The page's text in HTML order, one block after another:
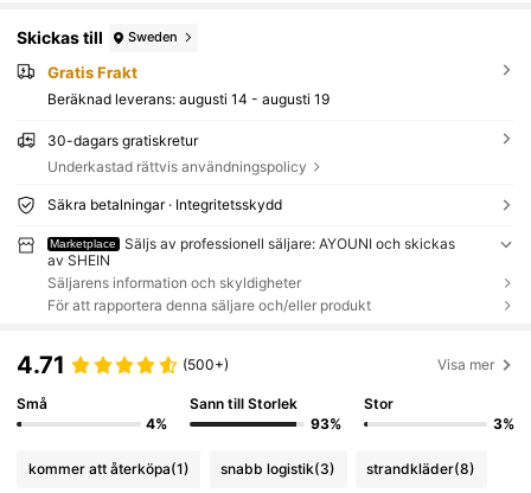
Skickas till Sweden
Gratis Frakt
Beräknad leverans: augusti 14 - augusti 19
30-dagars gratiskretur
Underkastad rättvis användningspolicy
Säkra betalningar · Integritetsskydd
Marketplace
Säljs av professionell säljare: AYOUNI och skickas
av SHEIN
Säljarens information och skyldigheter
För att rapportera denna säljare och/eller produkt
4.71 (500+) Visa mer
Små
4%
Sann till Storlek
93%
Stor
3%
kommer att återköpa(1) snabb logistik(3) strandkläder(8)